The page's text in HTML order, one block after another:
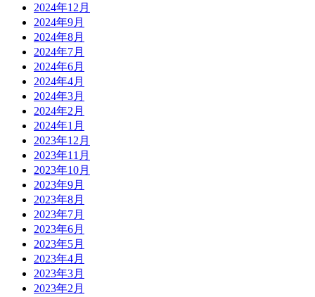
2024年12月
2024年9月
2024年8月
2024年7月
2024年6月
2024年4月
2024年3月
2024年2月
2024年1月
2023年12月
2023年11月
2023年10月
2023年9月
2023年8月
2023年7月
2023年6月
2023年5月
2023年4月
2023年3月
2023年2月